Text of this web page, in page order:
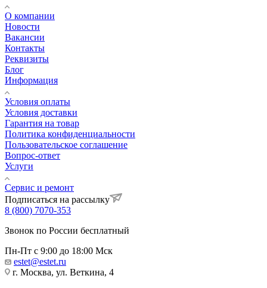
О компании
Новости
Вакансии
Контакты
Реквизиты
Блог
Информация
Условия оплаты
Условия доставки
Гарантия на товар
Политика конфиденциальности
Пользовательское соглашение
Вопрос-ответ
Услуги
Сервис и ремонт
Подписаться на рассылку
8 (800) 7070-353
Звонок по России бесплатный
Пн-Пт с 9:00 до 18:00 Мск
estet@estet.ru
г. Москва, ул. Веткина, 4